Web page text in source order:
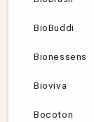
BioBuddi
Bionessens
Bioviva
Bocoton